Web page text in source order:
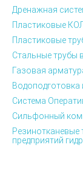
Дренажная
Пластиковые
Пластиковые
Стальные трубы
Газовая
Водоподготовка
Система
Сильфонный
Резинотканевые
предприятий